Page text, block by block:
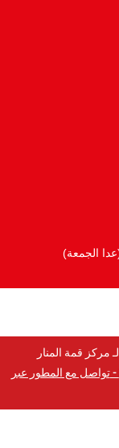
تواصل مع المطور عبر